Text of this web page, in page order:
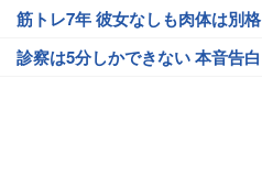
筋トレ7年 彼女なしも肉体は別格
診察は5分しかできない 本音告白